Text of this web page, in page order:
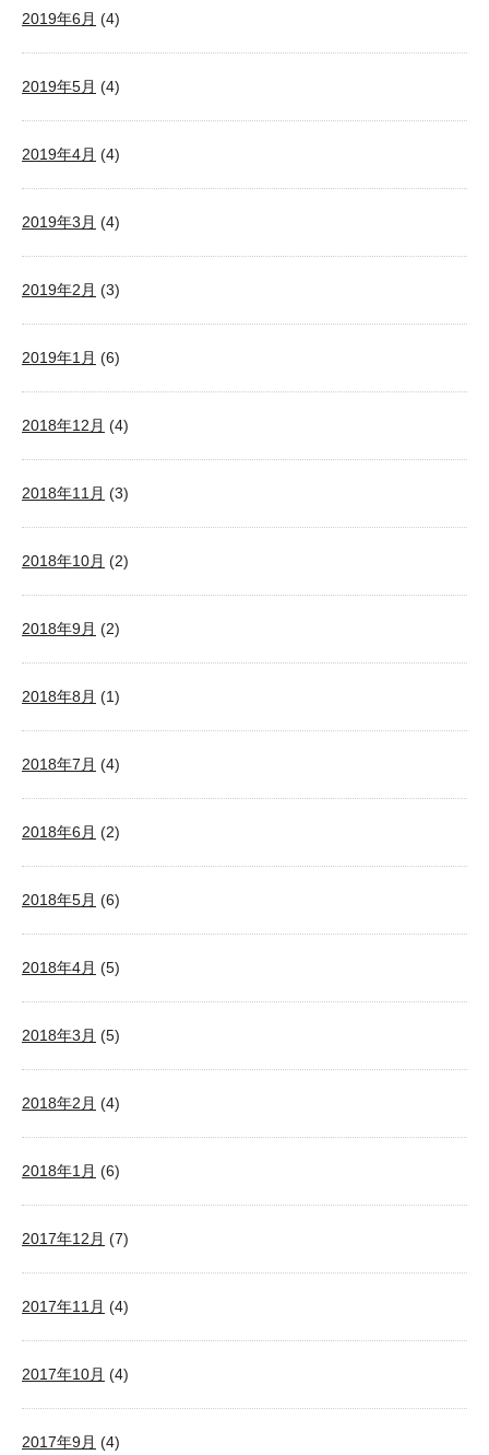
2019年6月 (4)
2019年5月 (4)
2019年4月 (4)
2019年3月 (4)
2019年2月 (3)
2019年1月 (6)
2018年12月 (4)
2018年11月 (3)
2018年10月 (2)
2018年9月 (2)
2018年8月 (1)
2018年7月 (4)
2018年6月 (2)
2018年5月 (6)
2018年4月 (5)
2018年3月 (5)
2018年2月 (4)
2018年1月 (6)
2017年12月 (7)
2017年11月 (4)
2017年10月 (4)
2017年9月 (4)